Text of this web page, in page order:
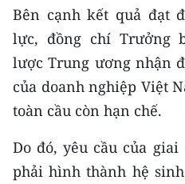
Bên cạnh kết quả đạt
lực, đồng chí Trưởng
lược Trung ương nhận
của doanh nghiệp Việt
toàn cầu còn hạn chế.
Do đó, yêu cầu của
phải hình thành hệ